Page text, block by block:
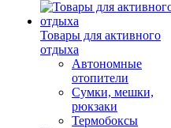
Товары для активного
отдыха
Автономные
отопители
Сумки, мешки,
рюкзаки
Термобоксы